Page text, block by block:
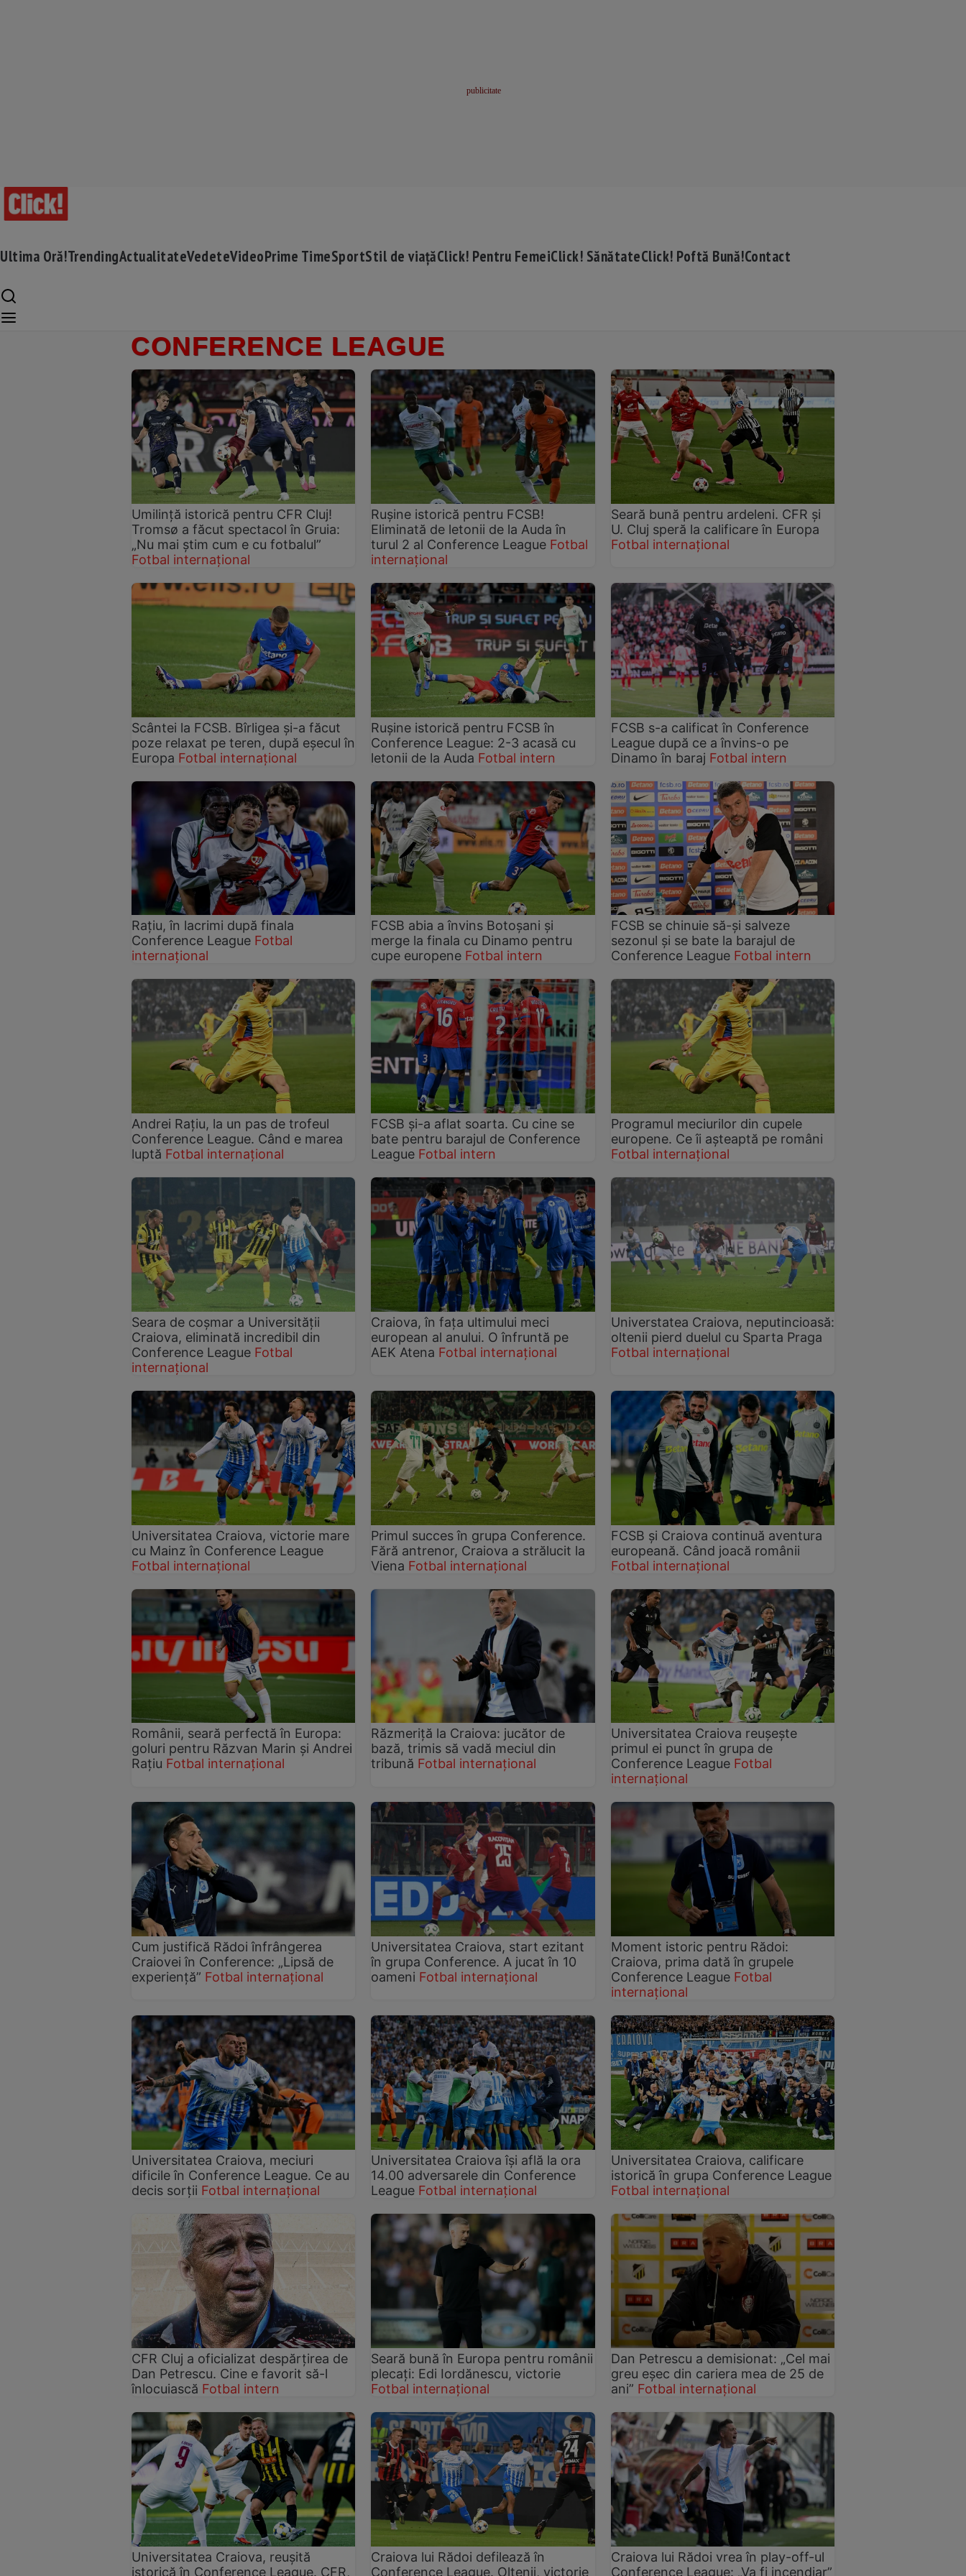
Ultima Oră!TrendingActualitateVedeteVideoPrime TimeSportStil de viațăClick! Pentru FemeiClick! SănătateClick! Poftă Bună!Contact
CONFERENCE LEAGUE
Umilință istorică pentru CFR Cluj!
Tromsø a făcut spectacol în Gruia:
„Nu mai știm cum e cu fotbalul”
Fotbal internațional
Rușine istorică pentru FCSB!
Eliminată de letonii de la Auda în
turul 2 al Conference League Fotbal
internațional
Seară bună pentru ardeleni. CFR și
U. Cluj speră la calificare în Europa
Fotbal internațional
Scântei la FCSB. Bîrligea și-a făcut
poze relaxat pe teren, după eșecul în
Europa Fotbal internațional
Rușine istorică pentru FCSB în
Conference League: 2-3 acasă cu
letonii de la Auda Fotbal intern
FCSB s-a calificat în Conference
League după ce a învins-o pe
Dinamo în baraj Fotbal intern
Rațiu, în lacrimi după finala
Conference League Fotbal
internațional
FCSB abia a învins Botoșani și
merge la finala cu Dinamo pentru
cupe europene Fotbal intern
FCSB se chinuie să-și salveze
sezonul și se bate la barajul de
Conference League Fotbal intern
Andrei Rațiu, la un pas de trofeul
Conference League. Când e marea
luptă Fotbal internațional
FCSB și-a aflat soarta. Cu cine se
bate pentru barajul de Conference
League Fotbal intern
Programul meciurilor din cupele
europene. Ce îi așteaptă pe români
Fotbal internațional
Seara de coșmar a Universității
Craiova, eliminată incredibil din
Conference League Fotbal
internațional
Craiova, în fața ultimului meci
european al anului. O înfruntă pe
AEK Atena Fotbal internațional
Universtatea Craiova, neputincioasă:
oltenii pierd duelul cu Sparta Praga
Fotbal internațional
Universitatea Craiova, victorie mare
cu Mainz în Conference League
Fotbal internațional
Primul succes în grupa Conference.
Fără antrenor, Craiova a strălucit la
Viena Fotbal internațional
FCSB și Craiova continuă aventura
europeană. Când joacă românii
Fotbal internațional
Românii, seară perfectă în Europa:
goluri pentru Răzvan Marin și Andrei
Rațiu Fotbal internațional
Răzmeriță la Craiova: jucător de
bază, trimis să vadă meciul din
tribună Fotbal internațional
Universitatea Craiova reușește
primul ei punct în grupa de
Conference League Fotbal
internațional
Cum justifică Rădoi înfrângerea
Craiovei în Conference: „Lipsă de
experiență” Fotbal internațional
Universitatea Craiova, start ezitant
în grupa Conference. A jucat în 10
oameni Fotbal internațional
Moment istoric pentru Rădoi:
Craiova, prima dată în grupele
Conference League Fotbal
internațional
Universitatea Craiova, meciuri
dificile în Conference League. Ce au
decis sorții Fotbal internațional
Universitatea Craiova își află la ora
14.00 adversarele din Conference
League Fotbal internațional
Universitatea Craiova, calificare
istorică în grupa Conference League
Fotbal internațional
CFR Cluj a oficializat despărțirea de
Dan Petrescu. Cine e favorit să-l
înlocuiască Fotbal intern
Seară bună în Europa pentru românii
plecați: Edi Iordănescu, victorie
Fotbal internațional
Dan Petrescu a demisionat: „Cel mai
greu eșec din cariera mea de 25 de
ani” Fotbal internațional
Universitatea Craiova, reușită
istorică în Conference League. CFR,
Craiova lui Rădoi defilează în
Conference League. Oltenii, victorie
Craiova lui Rădoi vrea în play-off-ul
Conference League: „Va fi incendiar”